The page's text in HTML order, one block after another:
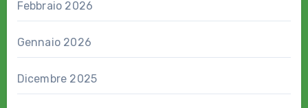
Febbraio 2026
Gennaio 2026
Dicembre 2025